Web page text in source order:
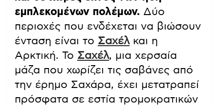
εμπλεκομένων πολέμων. Δύο
περιοχές που ενδέχεται να βιώσουν
ένταση είναι το Σαχέλκαι η
Αρκτική. Το Σαχέλ, μια χερσαία
μάζα που χωρίζει τις σαβάνες από
την έρημο Σαχάρα, έχει μετατραπεί
πρόσφατα σε εστία τρομοκρατικών